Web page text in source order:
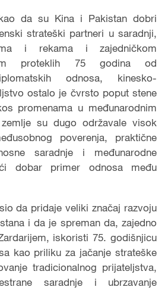
da su Kina i Pakistan dobri
strateški partneri u saradnji,
i rekama i zajedničkom
proteklih 75 godina od
odnosa, kinesko-
ostalo je čvrsto poput stene
promenama u međunarodnim
su dugo održavale visok
poverenja, praktične
saradnje i međunarodne
dobar primer odnosa među
da pridaje veliki značaj razvoju
i da je spreman da, zajedno
iskoristi 75. godišnjicu
kao priliku za jačanje strateške
tradicionalnog prijateljstva,
saradnje i ubrzavanje